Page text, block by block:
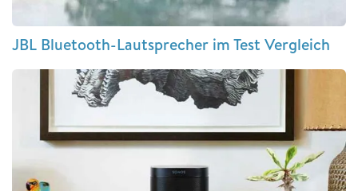
JBL Bluetooth-Lautsprecher im Test Vergleich